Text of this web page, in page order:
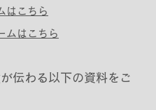
はこちら
ムはこちら
伝わる以下の資料をご